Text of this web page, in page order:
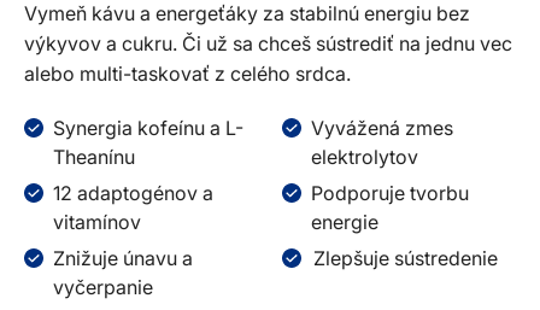
Vymeň kávu a energeťáky za stabilnú energiu bez
výkyvov a cukru. Či už sa chceš sústrediť na jednu vec
alebo multi-taskovať z celého srdca.
Synergia kofeínu a L-
Theanínu
Vyvážená zmes
elektrolytov
12 adaptogénov a
vitamínov
Podporuje tvorbu
energie
Znižuje únavu a
vyčerpanie
Zlepšuje sústredenie